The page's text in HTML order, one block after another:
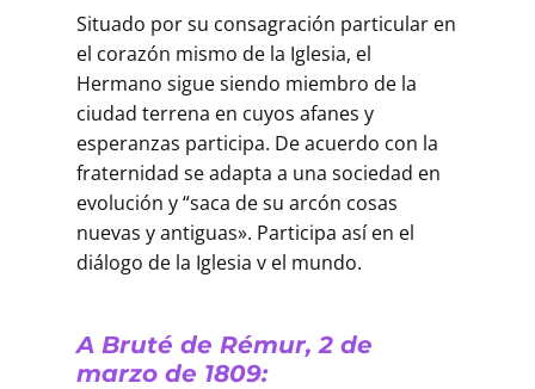
Situado por su consagración particular en
el corazón mismo de la Iglesia, el
Hermano sigue siendo miembro de la
ciudad terrena en cuyos afanes y
esperanzas participa. De acuerdo con la
fraternidad se adapta a una sociedad en
evolución y “saca de su arcón cosas
nuevas y antiguas». Participa así en el
diálogo de la Iglesia v el mundo.
A Bruté de Rémur, 2 de
marzo de 1809: